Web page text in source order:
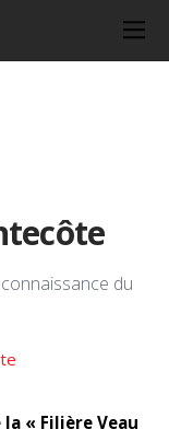
du
« Filière Veau